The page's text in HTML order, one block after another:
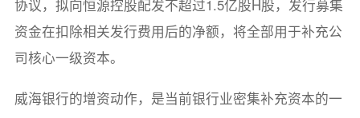
协议，拟向恒源控股配发不超过1.5亿股H股，发行募集
资金在扣除相关发行费用后的净额，将全部用于补充公
司核心一级资本。
威海银行的增资动作，是当前银行业密集补充资本的一